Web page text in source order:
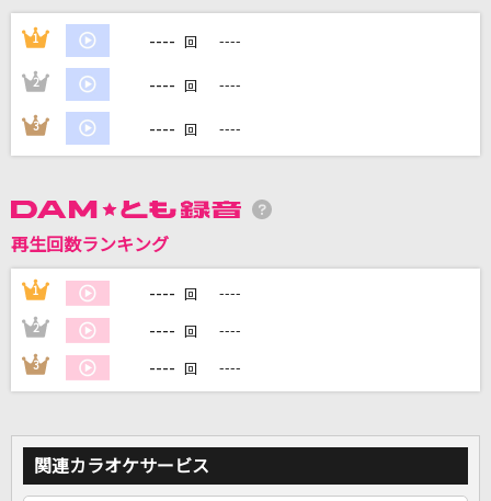
家族や友達と一緒に！練習にも！
1 ---- 回 ----
2 ---- 回 ----
3 ---- 回 ----
再生回数ランキング
1 ---- 回 ----
2 ---- 回 ----
3 ---- 回 ----
関連カラオケサービス